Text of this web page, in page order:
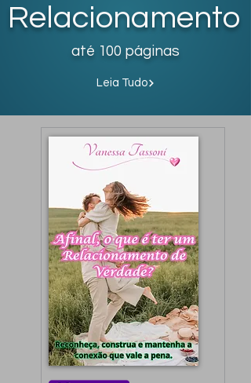
Relacionamento
até 100 páginas
Leia Tudo